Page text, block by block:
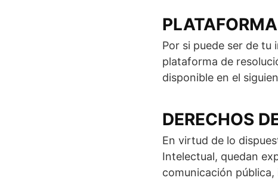
Por si puede ser de tu
plataforma de
disponible en el
DERECHOS
En virtud de lo
Intelectual, quedan
comunicación